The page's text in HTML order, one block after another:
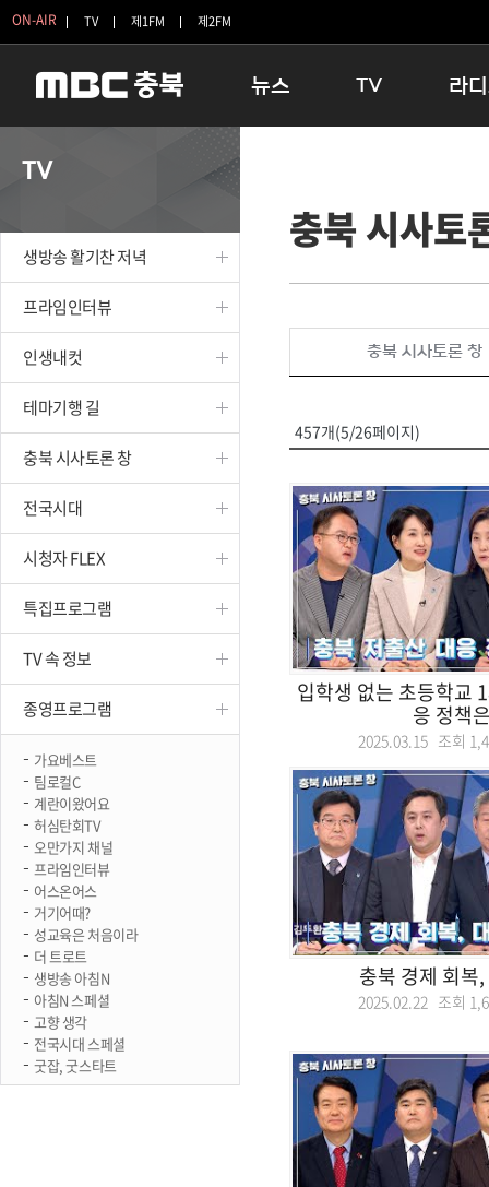
ON-AIR TV 제1FM 제2FM
뉴스
보은
옥천
TV
인생내컷
테마기행 길
시청자 FLEX
특집프로그램
라
16:00
우리 고
TV
생방송 활기찬 저녁
프라임인터뷰
인생내컷
테마기행 길
충북 시사토론 창
전국시대
시청자 FLEX
특집프로그램
TV 속 정보
종영프로그램
가요베스트
팀로컬C
계란이왔어요
허심탄회TV
오만가지 채널
프라임인터뷰
어스온어스
거기어때?
성교육은 처음이라
더 트로트
생방송 아침N
아침N 스페셜
고향 생각
전국시대 스페셜
굿잡, 굿스타트
충북 시사토
충북 시사토론 창
457개(5/26페이지)
입학생 없는 초등학교
응 정책
2025.03.15 조회
충북 경제 회복
2025.02.22 조회